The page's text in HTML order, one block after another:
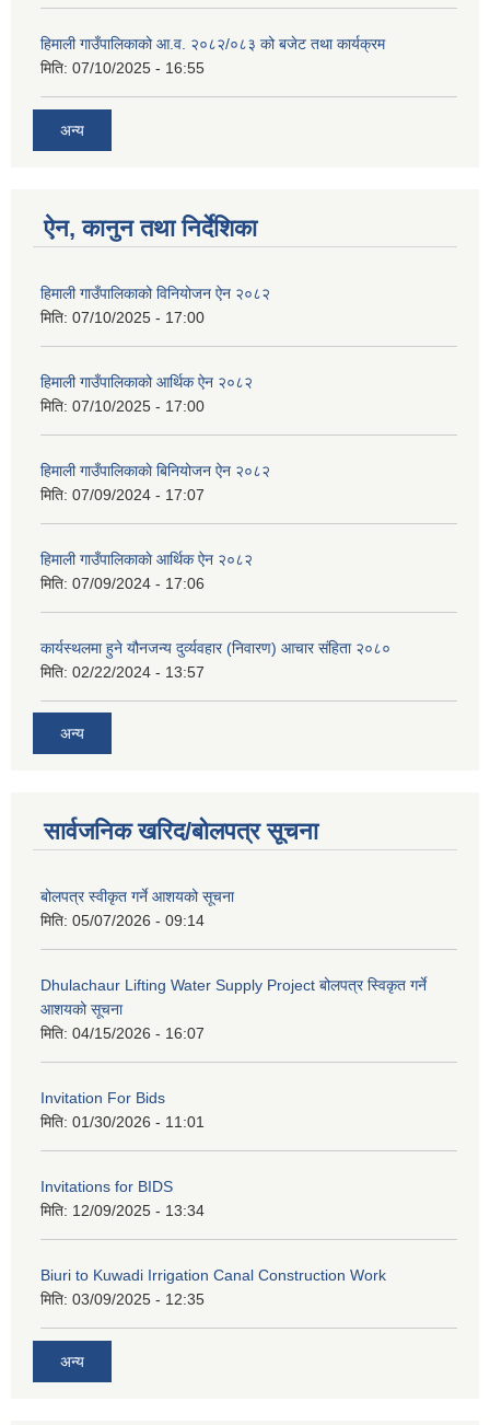
हिमाली गाउँपालिकाको आ.व. २०८२/०८३ को बजेट तथा कार्यक्रम
मिति: 07/10/2025 - 16:55
अन्य
ऐन, कानुन तथा निर्देशिका
हिमाली गाउँपालिकाको विनियोजन ऐन २०८२
मिति: 07/10/2025 - 17:00
हिमाली गाउँपालिकाको आर्थिक ऐन २०८२
मिति: 07/10/2025 - 17:00
हिमाली गाउँपालिकाकाे बिनियोजन ऐन २०८२
मिति: 07/09/2024 - 17:07
हिमाली गाउँपालिकाकाे आर्थिक ऐन २०८२
मिति: 07/09/2024 - 17:06
कार्यस्थलमा हुने यौनजन्य दुर्व्यवहार (निवारण) आचार संहिता २०८०
मिति: 02/22/2024 - 13:57
अन्य
सार्वजनिक खरिद/बोलपत्र सूचना
बोलपत्र स्वीकृत गर्ने आशयको सूचना
मिति: 05/07/2026 - 09:14
Dhulachaur Lifting Water Supply Project बोलपत्र स्विकृत गर्ने
आशयको सूचना
मिति: 04/15/2026 - 16:07
Invitation For Bids
मिति: 01/30/2026 - 11:01
Invitations for BIDS
मिति: 12/09/2025 - 13:34
Biuri to Kuwadi Irrigation Canal Construction Work
मिति: 03/09/2025 - 12:35
अन्य